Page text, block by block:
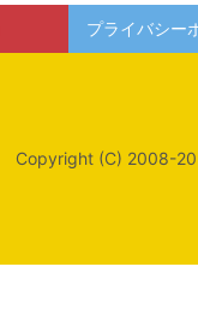
プライバシー
Copyright (C) 2008-